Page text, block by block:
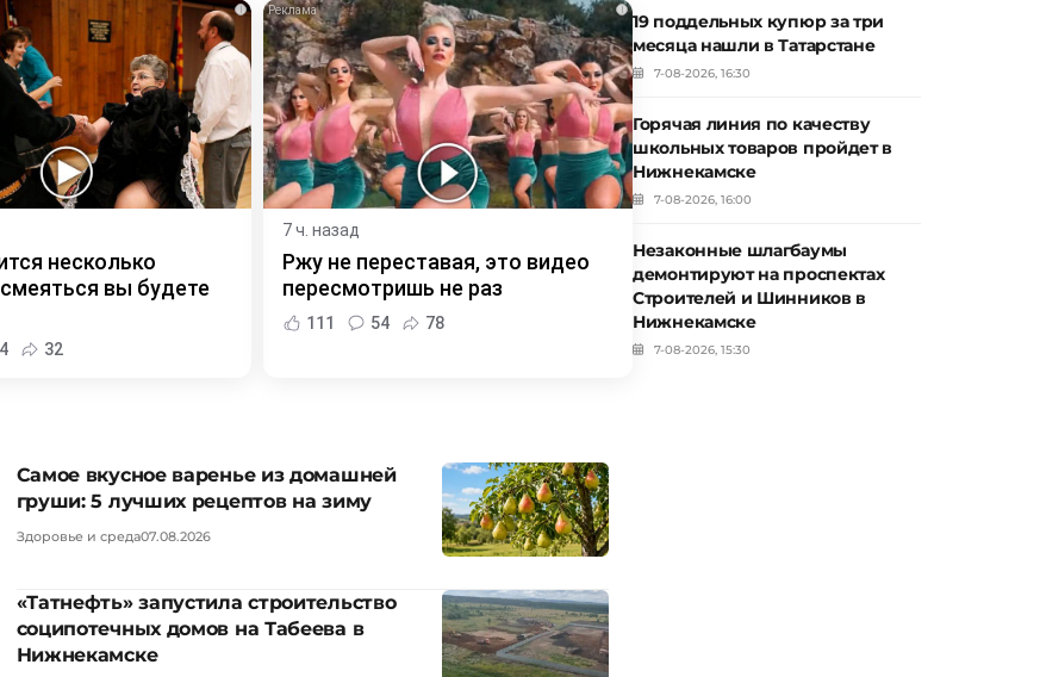
i
несколько
вы будете
32
i
7 ч. назад
Ржу не переставая, это видео
пересмотришь не раз
111 54 78
Самое вкусное варенье из домашней
груши: 5 лучших рецептов на зиму
Здоровье и среда07.08.2026
«Татнефть» запустила строительство
соципотечных домов на Табеева в
Нижнекамске
19 поддельных купюр за три
месяца нашли в Татарстане
7-08-2026, 16:30
Горячая линия по качеству
школьных товаров пройдет в
Нижнекамске
7-08-2026, 16:00
Незаконные шлагбаумы
демонтируют на проспектах
Строителей и Шинников в
Нижнекамске
7-08-2026, 15:30